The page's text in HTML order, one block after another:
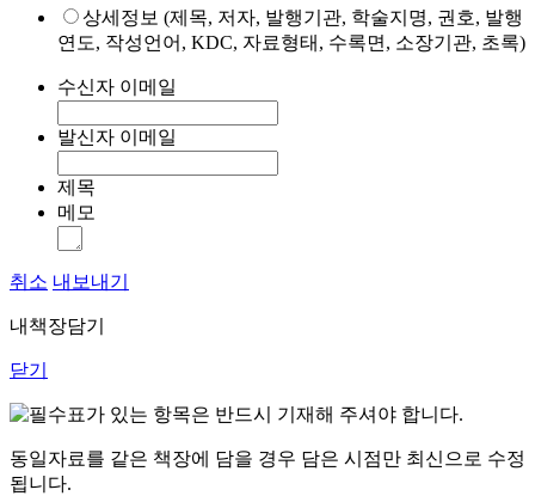
상세정보 (제목, 저자, 발행기관, 학술지명, 권호, 발행
연도, 작성언어, KDC, 자료형태, 수록면, 소장기관, 초록)
수신자 이메일
발신자 이메일
제목
메모
취소 내보내기
내책장담기
닫기
표가 있는 항목은 반드시 기재해 주셔야 합니다.
동일자료를 같은 책장에 담을 경우 담은 시점만 최신으로 수정
됩니다.